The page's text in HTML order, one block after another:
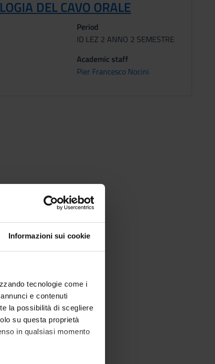
Informazioni sui cookie
tecnologie come i
e contenuti
la possibilità di scegliere
su questa proprietà
in qualsiasi momento
DEL CAVO ORALE
Period
ID LEZ 2 ANNO 2 SEMESTRE
Academic staff
Pier Francesco Nocini